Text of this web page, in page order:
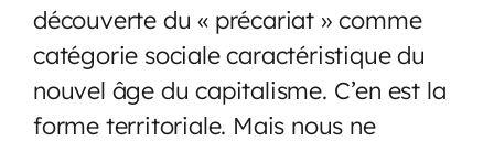
découverte du « précariat » comme
catégorie sociale caractéristique du
nouvel âge du capitalisme. C’en est la
forme territoriale. Mais nous ne